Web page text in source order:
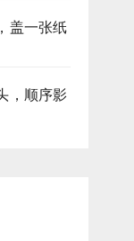
盖一张纸
，顺序影